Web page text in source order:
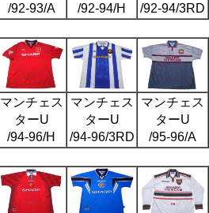
/92-93/A
/92-94/H
/92-94/3RD
マンチェス
ターU
/94-96/H
マンチェス
ターU
/94-96/3RD
マンチェス
ターU
/95-96/A